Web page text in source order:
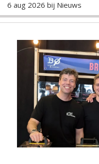
6 aug 2026 bij Nieuws